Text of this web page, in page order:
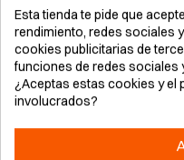
impermeables para
Ajustes laterales
movilidad.
carreteras,
maximizando
ligereza y ventilación
Esta tienda te pide que
rendimiento, redes sociales
cookies publicitarias de
funciones de redes
¿Aceptas estas cookies y
involucrados?